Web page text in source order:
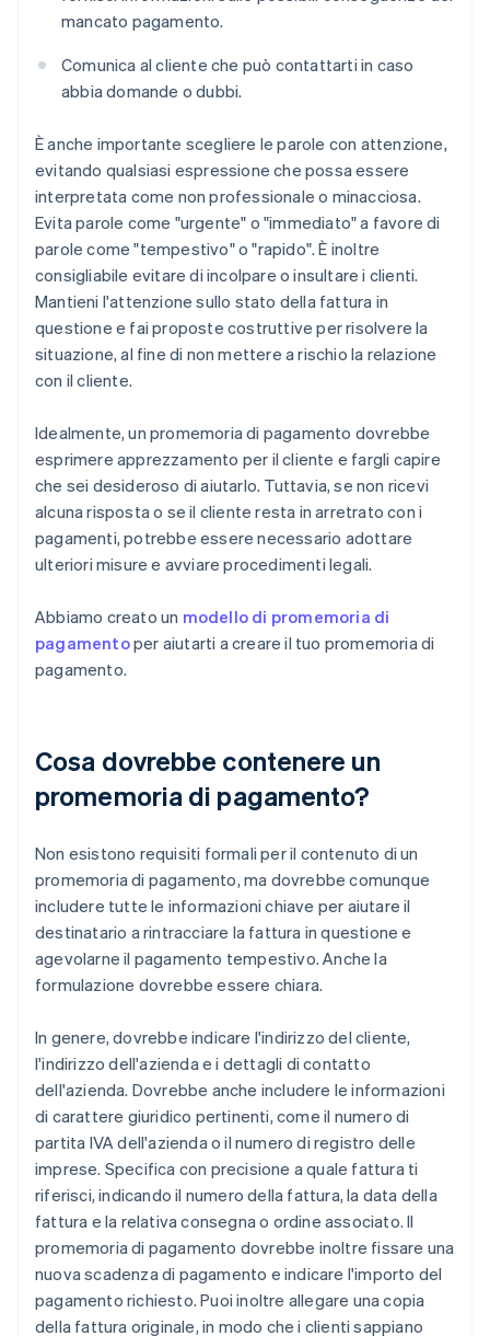
mancato pagamento.
Comunica al cliente che può contattarti in caso
abbia domande o dubbi.
È anche importante scegliere le parole con attenzione,
evitando qualsiasi espressione che possa essere
interpretata come non professionale o minacciosa.
Evita parole come "urgente" o "immediato" a favore di
parole come "tempestivo" o "rapido". È inoltre
consigliabile evitare di incolpare o insultare i clienti.
Mantieni l'attenzione sullo stato della fattura in
questione e fai proposte costruttive per risolvere la
situazione, al fine di non mettere a rischio la relazione
con il cliente.
Idealmente, un promemoria di pagamento dovrebbe
esprimere apprezzamento per il cliente e fargli capire
che sei desideroso di aiutarlo. Tuttavia, se non ricevi
alcuna risposta o se il cliente resta in arretrato con i
pagamenti, potrebbe essere necessario adottare
ulteriori misure e avviare procedimenti legali.
Abbiamo creato un modello di promemoria di
pagamentoper aiutarti a creare il tuo promemoria di
pagamento.
Cosa dovrebbe contenere un
promemoria di pagamento?
Non esistono requisiti formali per il contenuto di un
promemoria di pagamento, ma dovrebbe comunque
includere tutte le informazioni chiave per aiutare il
destinatario a rintracciare la fattura in questione e
agevolarne il pagamento tempestivo. Anche la
formulazione dovrebbe essere chiara.
In genere, dovrebbe indicare l'indirizzo del cliente,
l'indirizzo dell'azienda e i dettagli di contatto
dell'azienda. Dovrebbe anche includere le informazioni
di carattere giuridico pertinenti, come il numero di
partita IVA dell'azienda o il numero di registro delle
imprese. Specifica con precisione a quale fattura ti
riferisci, indicando il numero della fattura, la data della
fattura e la relativa consegna o ordine associato. Il
promemoria di pagamento dovrebbe inoltre fissare una
nuova scadenza di pagamento e indicare l'importo del
pagamento richiesto. Puoi inoltre allegare una copia
della fattura originale, in modo che i clienti sappiano